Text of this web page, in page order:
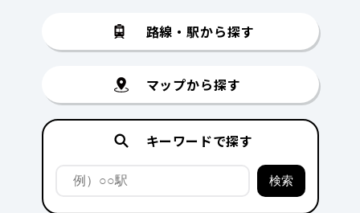
路線・駅から探す
マップから探す
キーワードで探す